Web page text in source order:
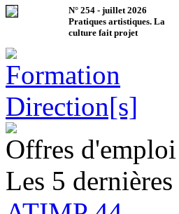
N° 254 - juillet 2026
Pratiques artistiques. La
culture fait projet
Offres d'emploi
Les 5